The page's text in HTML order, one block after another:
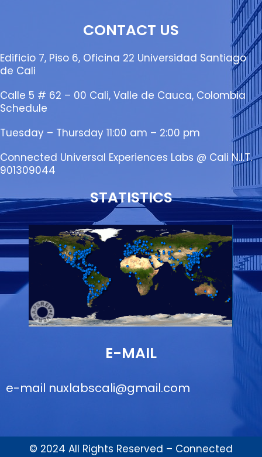
CONTACT US
Edificio 7, Piso 6, Oficina 22 Universidad Santiago
de Cali
Calle 5 # 62 – 00 Cali, Valle de Cauca, Colombia
Schedule
Tuesday – Thursday 11:00 am – 2:00 pm
Connected Universal Experiences Labs @ Cali N.I.T.
901309044
STATISTICS
E-MAIL
e-mail nuxlabscali@gmail.com
© 2024 All Rights Reserved – Connected